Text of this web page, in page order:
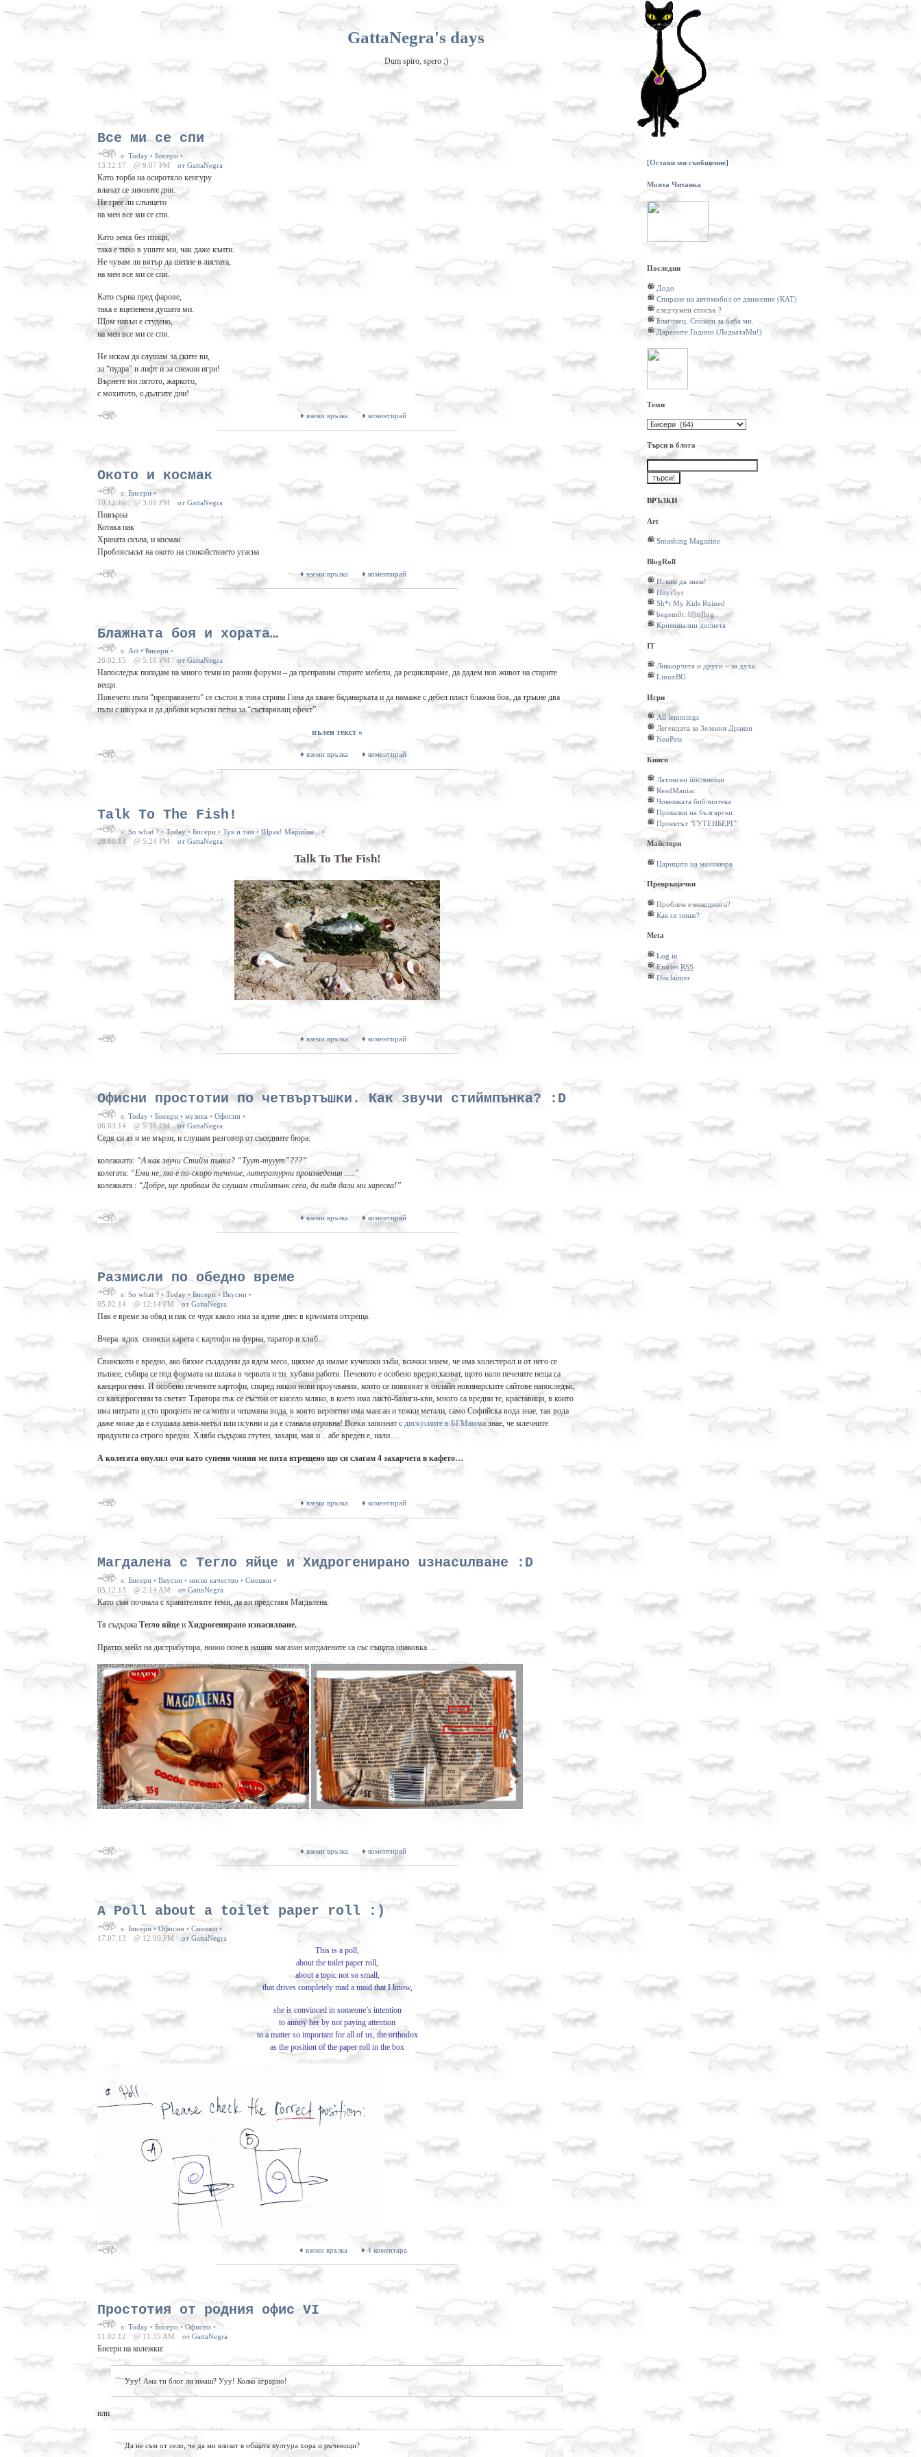
GattaNegra's days
Dum spiro, spero ;)
Все ми се спи
в: Today• Бисери•
13.12.17
@ 9:07 PM от GattaNegra
Като торба на осиротяло кенгуру
влачат се зимните дни.
Не грее ли слънцето
на мен все ми се спи.
Като земя без птици,
така е тихо в ушите ми, чак даже кънти.
Не чувам ли вятър да шепне в листата,
на мен все ми се спи.
Като сърна пред фарове,
така е вцепенена душата ми.
Щом навън е студено,
на мен все ми се спи.
Не искам да слушам за ските ви,
за “пудра” и лифт и за снежни игри!
Върнете ми лятото, жаркото,
с мохитото, с дългите дни!
♦ вземи връзка ♦ коментирай
Окото и космак
в: Бисери•
10.12.16
@ 3:08 PM от GattaNegra
Повърна
Котака пак
Храната скъпа, и космак
Проблясъкът на окото на спокойствието угасна
♦ вземи връзка ♦ коментирай
Блажната боя и хората…
в: Art•Бисери•
26.02.15
@ 5:18 PM от GattaNegra
Напоследък попадам на много теми из разни форуми – да преправим старите мебели, да рециклираме, да дадем нов живот на старите
вещи.
Повечето пъти “преправянето” се състои в това стрина Гина да хване баданарката и да намаже с дебел пласт блажна боя, да тръкне два
пъти с шкурка и да добави мръсни петна за “състаряващ ефект”.
пълен текст »
♦ вземи връзка ♦ коментирай
Talk To The Fish!
в:So what ?•Today• Бисери• Тук и там•Щрак! Марийка...•
28.06.14
@ 5:24 PM от GattaNegra
Talk To The Fish!
♦ вземи връзка ♦ коментирай
Офисни простотии по четвъртъшки. Как звучи стиймпънка? :D
в: Today• Бисери• музика • Офисни•
06.03.14
@ 5:38 PM от GattaNegra
Седя си аз и ме мързи, и слушам разговор от съседните бюра:
колежката: “А как звучи Стийм пънка? “Туут-тууут”???”
колегата: “Еми не, то е по-скоро течение, литературни произведения ….”
колежката : “Добре, ще пробвам да слушам стиймпънк сега, да видя дали ми харесва!”
♦ вземи връзка ♦ коментирай
Размисли по обедно време
в: So what ?• Today•Бисери• Вкусни•
05.02.14
@ 12:14 PM от GattaNegra
Пак е време за обяд и пак се чудя какво има за ядене днес в кръчмата отсреща.
Вчера ядох свински карета с картофи на фурна, таратор и хляб.
Свинското е вредно, ако бяхме създадени да ядем месо, щяхме да имаме кучешки зъби, всички знаем, че има холестерол и от него се
пълнее, събира се под формата на шлака в червата и тн. хубави работи. Печеното е особено вредно,казват, щото нали печените неща са
канцерогенни. И особено печените картофи, според някои нови проучвания, които се появяват в онлайн новинарските сайтове напоследък,
са канцерогенни та светят. Таратора пък се състои от кисело мляко, в което има лакто-балиги-кви, много са вредни те, краставици, в които
има нитрати и сто процента не са мити и чешмяна вода, в която вероятно има манган и тежки метали, само Софийска вода знае, тая вода
даже може да е слушала хеви-метъл или псувни и да е станала отровна! Всеки запознат с дискусиите в БГМамма знае, че млечните
продукти са строго вредни. Хляба съдържа глутен, захари, мая и .. абе вреден е, нали….
А колегата опулил очи като супени чинии ме пита втрещено що си слагам 4 захарчета в кафето…
♦ вземи връзка ♦ коментирай
Магдалена с Тегло яйце и Xидрогенирано uзнacuлванe :D
в: Бисери• Вкусни• ниско качество • Смешки•
05.12.13
@ 2:14 AM от GattaNegra
Като съм почнала с хранителните теми, да ви представя Магдалена.
Тя съдържа Тегло яйце и Хидрогенирано изнасилване.
Пратих мейл на дистрибутора, ноооо поне в нашия магазин магдалените са със същата опаковка …
♦ вземи връзка ♦ коментирай
A Poll about a toilet paper roll :)
в: Бисери•Офисни• Смешки•
17.07.13
@ 12:00 PM от GattaNegra
This is a poll,
about the toilet paper roll,
about a topic not so small,
that drives completely mad a maid that I know,
she is convinced in someone’s intention
to annoy her by not paying attention
to a matter so important for all of us, the orthodox
as the position of the paper roll in the box
♦ вземи връзка ♦ 4 коментара
Простотия от родния офис VI
в: Today• Бисери•Офисни•
11.02.12
@ 11:35 AM от GattaNegra
Бисери на колежки:
Ууу! Ама ти блог ли имаш? Ууу! Колко аграрно!
или
Да не съм от село, че да ми влизат в общата култура хора и ръченици?
[Остави ми съобщение]
Моята Читанка
Последни
Додо
Спиране на автомобил от движение (КАТ)
следчумен списък ?
Благовец. Спомен за баба ми.
Дарените Години (ЛодкатаМи!)
Теми
Теми
Търси в блога
ВРЪЗКИ
Art
Smashing Magazine
BlogRoll
Искам да знам!
Hityr5yr
Sh*t My Kids Ruined
begem0t::b[io]log
Криминални досиета
IT
Ликьорчета и други – за духа.
LinuxBG
Игри
All lemmings
Легендата за Зеления Дракон
NeoPets
Книги
Латински пословици
ReadManiac
Човешката библиотека
Приказки на български
Проектът "ГУТЕНБЕРГ"
Майстори
Царицата на маникюра
Превръщачки
Проблем с енкодинга?
Как се пише?
Meta
Log in
Entries RSS
Disclaimer